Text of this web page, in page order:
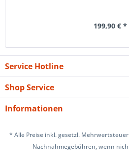
199,90 € *
Service Hotline
Shop Service
Informationen
* Alle Preise inkl. gesetzl. Mehrwertsteuer
Nachnahmegebühren, wenn